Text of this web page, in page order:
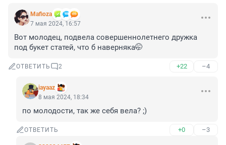
Mafioza
7 мая 2024, 16:57
Вот молодец, подвела совершеннолетнего дружка
под букет статей, что б наверняка🤭
ОТВЕТИТЬ 2 +22 –4
iayaaz
8 мая 2024, 18:34
по молодости, так же себя вела? ;)
ОТВЕТИТЬ +0 –3